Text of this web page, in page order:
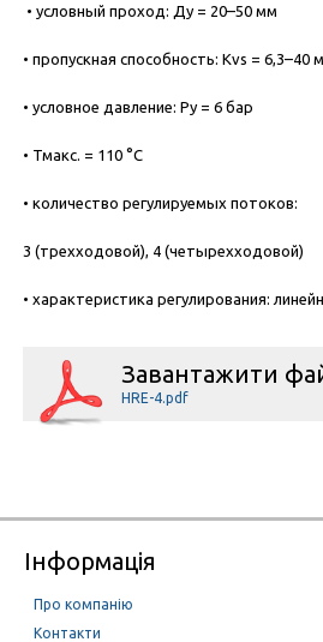
• условный проход: Ду = 20–50 мм
• пропускная способность: Kvs = 6,3–40
• условное давление: Ру = 6 бар
• Тмакс. = 110 °С
• количество регулируемых потоков:
3 (трехходовой), 4 (четырехходовой)
• характеристика регулирования:
Завантажити
HRE-4.pdf
Інформація
Про компанію
Контакти